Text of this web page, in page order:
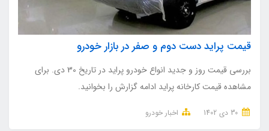
قیمت پراید دست دوم و صفر در بازار خودرو
بررسی قیمت روز و جدید انواع خودرو پراید در تاریخ 30 دی. برای
مشاهده قیمت کارخانه پراید ادامه گزارش را بخوانید.
اخبار خودرو